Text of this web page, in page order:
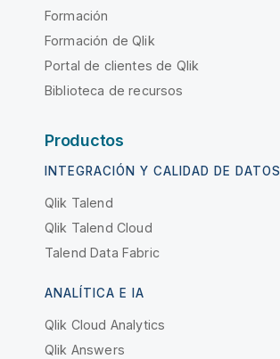
Formación
Formación de Qlik
Portal de clientes de Qlik
Biblioteca de recursos
Productos
INTEGRACIÓN Y CALIDAD DE DATOS
Qlik Talend
Qlik Talend Cloud
Talend Data Fabric
ANALÍTICA E IA
Qlik Cloud Analytics
Qlik Answers